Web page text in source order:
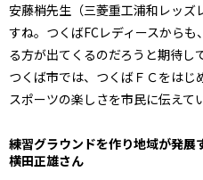
安藤梢先生（三菱重工浦和レッズ
すね。つくばFCレディースから
る方が出てくるのだろうと期待し
つくば市では、つくばＦＣをはじ
スポーツの楽しさを市民に伝えて
練習グラウンドを作り地域が発展
横田正雄さん